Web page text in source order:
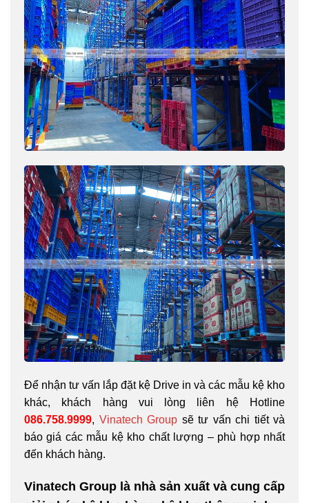
Để nhận tư vấn lắp đặt kệ Drive in và các mẫu kệ kho
khác, khách hàng vui lòng liên hệ Hotline
086.758.9999, Vinatech Group sẽ tư vấn chi tiết và
báo giá các mẫu kệ kho chất lượng – phù hợp nhất
đến khách hàng.
Vinatech Group là nhà sản xuất và cung cấp